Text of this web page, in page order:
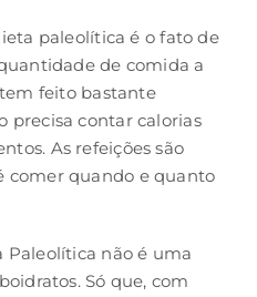
paleolítica é o fato de
de comida a
feito bastante
precisa contar calorias
As refeições são
comer quando e quanto
Paleolítica não é uma
Só que, com